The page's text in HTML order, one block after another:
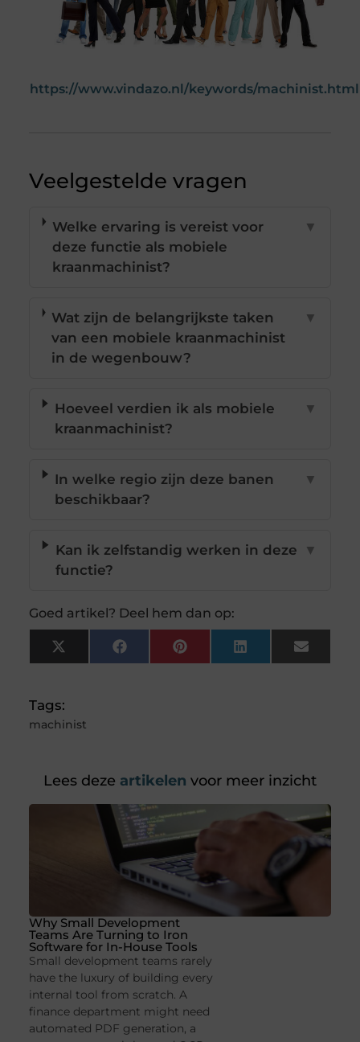
https://www.vindazo.nl/keywords/machinist.html
Veelgestelde vragen
Welke ervaring is vereist voor
deze functie als mobiele
kraanmachinist?
▼
Wat zijn de belangrijkste taken
van een mobiele kraanmachinist
in de wegenbouw?
▼
Hoeveel verdien ik als mobiele
kraanmachinist?
▼
In welke regio zijn deze banen
beschikbaar?
▼
Kan ik zelfstandig werken in deze
functie?
▼
Goed artikel? Deel hem dan op:
X
(Twitter)
FacebookPinterestLinkedInEmail
Tags:
machinist
Lees deze artikelen voor meer inzicht
Why Small Development
Teams Are Turning to Iron
Software for In-House Tools
Small development teams rarely
have the luxury of building every
internal tool from scratch. A
finance department might need
automated PDF generation, a